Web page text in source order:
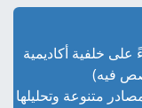
على خلفية أكاديمية
فيه)
متنوعة وتحليلها